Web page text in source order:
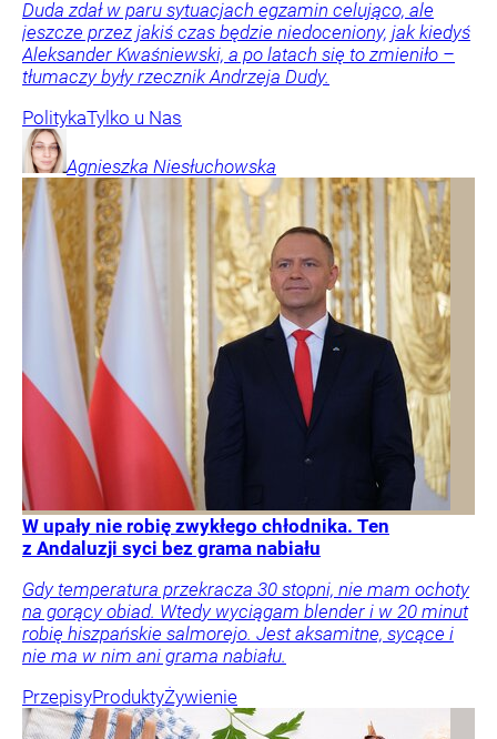
Duda zdał w paru sytuacjach egzamin celująco, ale
jeszcze przez jakiś czas będzie niedoceniony, jak kiedyś
Aleksander Kwaśniewski, a po latach się to zmieniło –
tłumaczy były rzecznik Andrzeja Dudy.
PolitykaTylko u Nas
Agnieszka Niesłuchowska
W upały nie robię zwykłego chłodnika. Ten
z Andaluzji syci bez grama nabiału
Gdy temperatura przekracza 30 stopni, nie mam ochoty
na gorący obiad. Wtedy wyciągam blender i w 20 minut
robię hiszpańskie salmorejo. Jest aksamitne, sycące i
nie ma w nim ani grama nabiału.
PrzepisyProduktyŻywienie